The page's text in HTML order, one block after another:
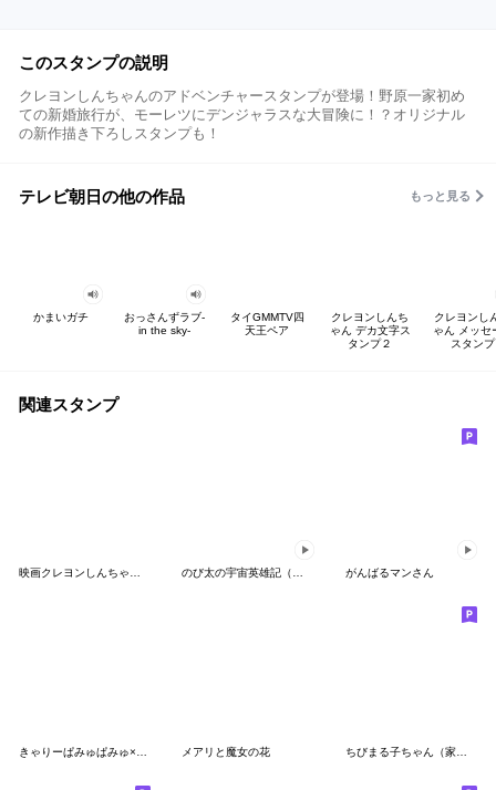
このスタンプの説明
クレヨンしんちゃんのアドベンチャースタンプが登場！野原一家初め
ての新婚旅行が、モーレツにデンジャラスな大冒険に！？オリジナル
の新作描き下ろしスタンプも！
テレビ朝日の他の作品 もっと見る
かまいガチ
おっさんずラブ-
in the sky-
タイGMMTV四
天王ペア
クレヨンしんち
ゃん デカ文字ス
タンプ２
クレヨンし
ゃん メッセ
スタンプ
関連スタンプ
映画クレヨンしんちゃん 奇々怪々スタンプ のび太の宇宙英雄記（スペースヒーローズ） がんばるマンさん
メアリと魔女の花 ちびまる子ちゃん（家族編）